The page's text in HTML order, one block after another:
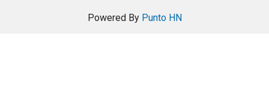
Powered By Punto HN